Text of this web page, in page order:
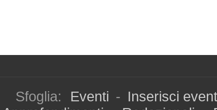
Sfoglia: Eventi - Inserisci